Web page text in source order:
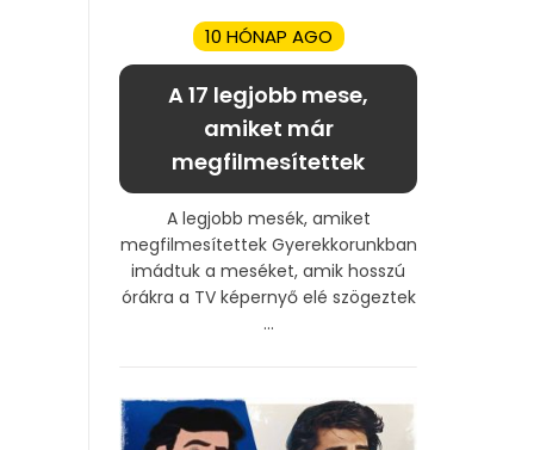
10 HÓNAP AGO
A 17 legjobb mese,
amiket már
megfilmesítettek
A legjobb mesék, amiket
megfilmesítettek Gyerekkorunkban
imádtuk a meséket, amik hosszú
órákra a TV képernyő elé szögeztek
...